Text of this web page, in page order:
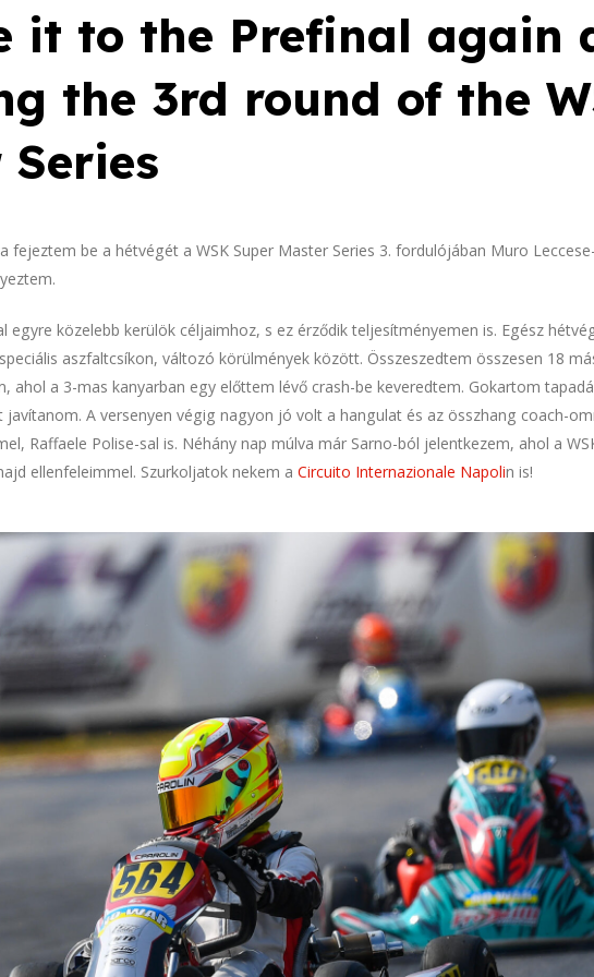
it to the Prefinal again
the 3rd round of the
Series
fejeztem be a hétvégét a WSK Super Master Series 3. fordulójában Muro
egyre közelebb kerülök céljaimhoz, s ez érződik teljesítményemen is. Egész
aszfaltcsíkon, változó körülmények között. Összeszedtem összesen 18
ahol a 3-mas kanyarban egy előttem lévő crash-be keveredtem. Gokartom
A versenyen végig nagyon jó volt a hangulat és az összhang coach-
Raffaele Polise-sal is. Néhány nap múlva már Sarno-ból jelentkezem, ahol a
ellenfeleimmel. Szurkoljatok nekem a Circuito Internazionale Napolin is!